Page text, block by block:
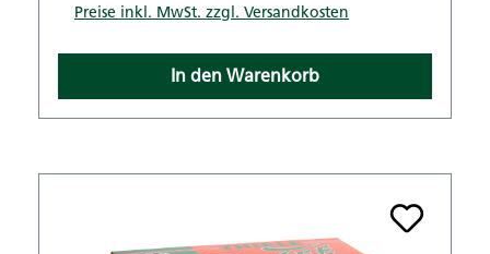
Preise inkl. MwSt. zzgl. Versandkosten
In den Warenkorb